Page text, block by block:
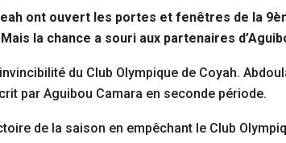
ont ouvert les portes et fenêtres de la
la chance a souri aux partenaires
du Club Olympique de Coyah.
par Aguibou Camara en seconde période.
de la saison en empêchant le Club